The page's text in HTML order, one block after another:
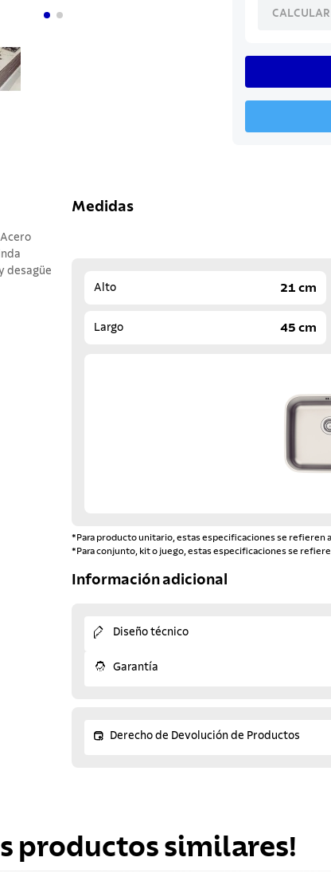
desagüe
Medidas
Alto 21 cm
Largo 45 cm
*Para producto unitario, estas especificaciones se refieren
*Para conjunto, kit o juego, estas especificaciones se
Información adicional
Diseño técnico
Garantía
Derecho de Devolución de Productos
productos similares!